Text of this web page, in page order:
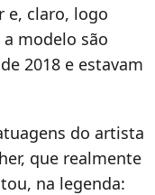
e, claro, logo
modelo são
2018 e estavam
do artista
que realmente
na legenda: